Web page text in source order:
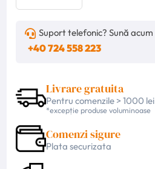
Suport telefonic? Sună acum
+40 724 558 223
Livrare gratuita
Pentru comenzile > 1000 lei
*excepție produse voluminoase
Comenzi sigure
Plata securizata